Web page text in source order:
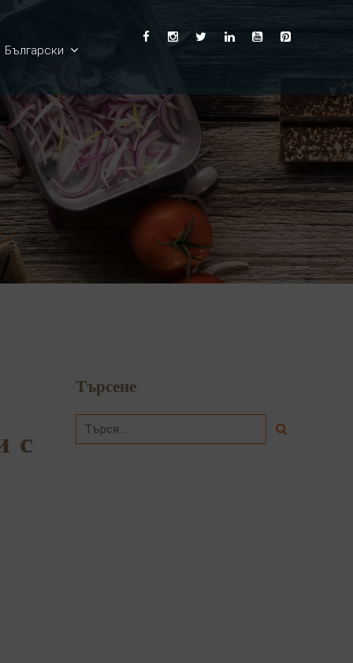
Български
English
Ελληνικά
Deutsch
Français
Español
с
Търсене